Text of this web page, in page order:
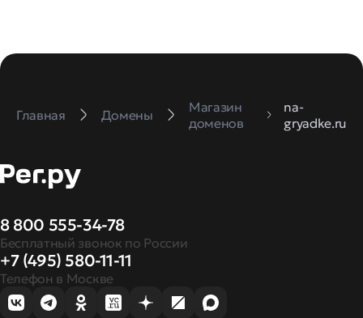
Главная Домены
Магазин
доменов
na-
gryadke.ru
8 800 555-34-78
Бесплатный звонок по России
+7 (495) 580-11-11
Телефон в Москве